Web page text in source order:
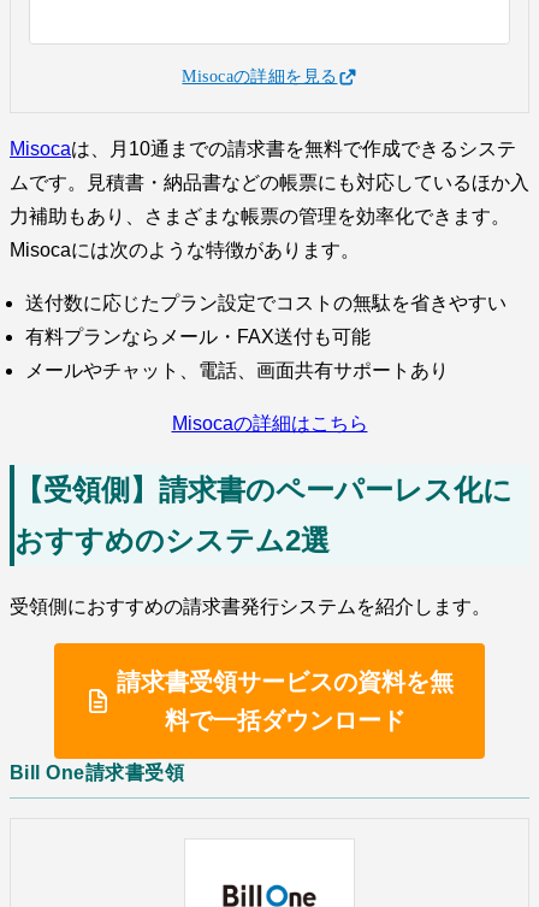
Misocaの詳細を見る
Misocaは、月10通までの請求書を無料で作成できるシステ
ムです。見積書・納品書などの帳票にも対応しているほか入
力補助もあり、さまざまな帳票の管理を効率化できます。
Misocaには次のような特徴があります。
送付数に応じたプラン設定でコストの無駄を省きやすい
有料プランならメール・FAX送付も可能
メールやチャット、電話、画面共有サポートあり
Misocaの詳細はこちら
【受領側】請求書のペーパーレス化に
おすすめのシステム2選
受領側におすすめの請求書発行システムを紹介します。
請求書受領サービスの資料を無
料で一括ダウンロード
Bill One請求書受領